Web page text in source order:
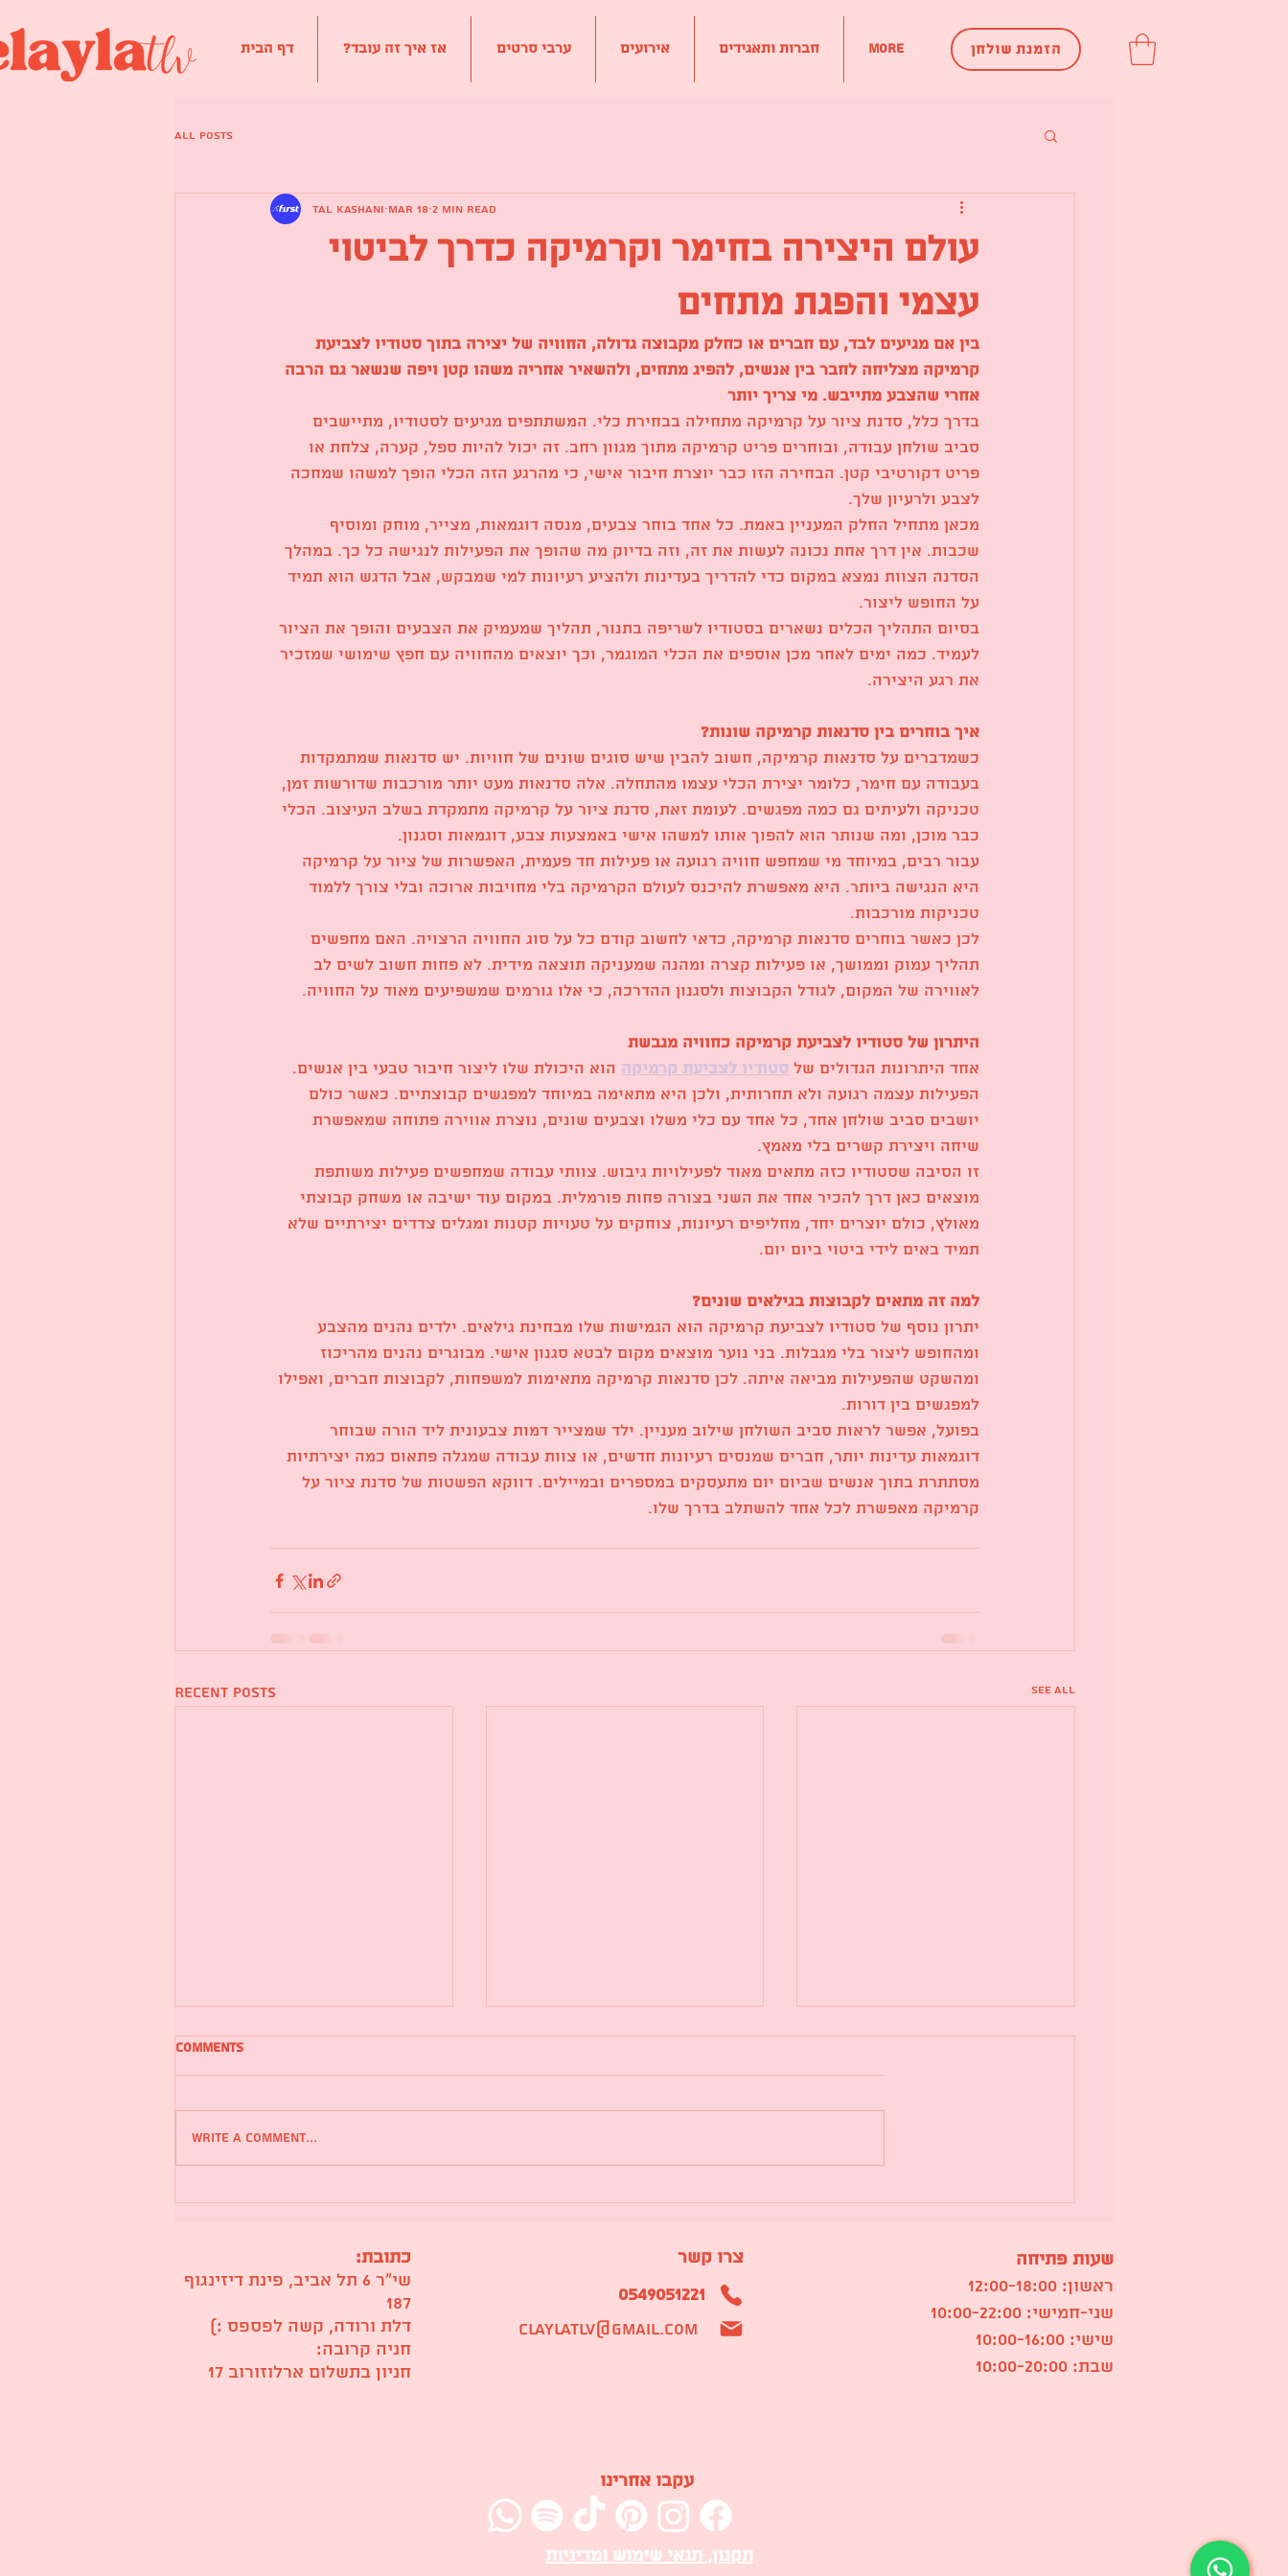
דף הבית ?אז איך זה עובד ערבי סרטים אירועים חברות ותאגידים More הזמנת שולחן
All Posts
עולם היצירה בחימר וקרמיקה כדרך לביטוי
עצמי והפגת מתחים
Tal Kashani Mar 18 2 min read
בין אם מגיעים לבד, עם חברים או כחלק מקבוצה גדולה, החוויה של יצירה בתוך סטודיו לצביעת
קרמיקה מצליחה לחבר בין אנשים, להפיג מתחים, ולהשאיר אחריה משהו קטן ויפה שנשאר גם הרבה
אחרי שהצבע מתייבש. מי צריך יותר
בדרך כלל, סדנת ציור על קרמיקה מתחילה בבחירת כלי. המשתתפים מגיעים לסטודיו, מתיישבים
סביב שולחן עבודה, ובוחרים פריט קרמיקה מתוך מגוון רחב. זה יכול להיות ספל, קערה, צלחת או
פריט דקורטיבי קטן. הבחירה הזו כבר יוצרת חיבור אישי, כי מהרגע הזה הכלי הופך למשהו שמחכה
לצבע ולרעיון שלך.
מכאן מתחיל החלק המעניין באמת. כל אחד בוחר צבעים, מנסה דוגמאות, מצייר, מוחק ומוסיף
שכבות. אין דרך אחת נכונה לעשות את זה, וזה בדיוק מה שהופך את הפעילות לנגישה כל כך. במהלך
הסדנה הצוות נמצא במקום כדי להדריך בעדינות ולהציע רעיונות למי שמבקש, אבל הדגש הוא תמיד
על החופש ליצור.
בסיום התהליך הכלים נשארים בסטודיו לשריפה בתנור, תהליך שמעמיק את הצבעים והופך את הציור
לעמיד. כמה ימים לאחר מכן אוספים את הכלי המוגמר, וכך יוצאים מהחוויה עם חפץ שימושי שמזכיר
את רגע היצירה.
איך בוחרים בין סדנאות קרמיקה שונות?
כשמדברים על סדנאות קרמיקה, חשוב להבין שיש סוגים שונים של חוויות. יש סדנאות שמתמקדות
בעבודה עם חימר, כלומר יצירת הכלי עצמו מהתחלה. אלה סדנאות מעט יותר מורכבות שדורשות זמן,
טכניקה ולעיתים גם כמה מפגשים. לעומת זאת, סדנת ציור על קרמיקה מתמקדת בשלב העיצוב. הכלי
כבר מוכן, ומה שנותר הוא להפוך אותו למשהו אישי באמצעות צבע, דוגמאות וסגנון.
עבור רבים, במיוחד מי שמחפש חוויה רגועה או פעילות חד פעמית, האפשרות של ציור על קרמיקה
היא הנגישה ביותר. היא מאפשרת להיכנס לעולם הקרמיקה בלי מחויבות ארוכה ובלי צורך ללמוד
טכניקות מורכבות.
לכן כאשר בוחרים סדנאות קרמיקה, כדאי לחשוב קודם כל על סוג החוויה הרצויה. האם מחפשים
תהליך עמוק וממושך, או פעילות קצרה ומהנה שמעניקה תוצאה מידית. לא פחות חשוב לשים לב
לאווירה של המקום, לגודל הקבוצות ולסגנון ההדרכה, כי אלו גורמים שמשפיעים מאוד על החוויה.
היתרון של סטודיו לצביעת קרמיקה כחוויה מגבשת
אחד היתרונות הגדולים של סטודיו לצביעת קרמיקה הוא היכולת שלו ליצור חיבור טבעי בין אנשים.
הפעילות עצמה רגועה ולא תחרותית, ולכן היא מתאימה במיוחד למפגשים קבוצתיים. כאשר כולם
יושבים סביב שולחן אחד, כל אחד עם כלי משלו וצבעים שונים, נוצרת אווירה פתוחה שמאפשרת
שיחה ויצירת קשרים בלי מאמץ.
זו הסיבה שסטודיו כזה מתאים מאוד לפעילויות גיבוש. צוותי עבודה שמחפשים פעילות משותפת
מוצאים כאן דרך להכיר אחד את השני בצורה פחות פורמלית. במקום עוד ישיבה או משחק קבוצתי
מאולץ, כולם יוצרים יחד, מחליפים רעיונות, צוחקים על טעויות קטנות ומגלים צדדים יצירתיים שלא
תמיד באים לידי ביטוי ביום יום.
למה זה מתאים לקבוצות בגילאים שונים?
יתרון נוסף של סטודיו לצביעת קרמיקה הוא הגמישות שלו מבחינת גילאים. ילדים נהנים מהצבע
ומהחופש ליצור בלי מגבלות. בני נוער מוצאים מקום לבטא סגנון אישי. מבוגרים נהנים מהריכוז
ומהשקט שהפעילות מביאה איתה. לכן סדנאות קרמיקה מתאימות למשפחות, לקבוצות חברים, ואפילו
למפגשים בין דורות.
בפועל, אפשר לראות סביב השולחן שילוב מעניין. ילד שמצייר דמות צבעונית ליד הורה שבוחר
דוגמאות עדינות יותר, חברים שמנסים רעיונות חדשים, או צוות עבודה שמגלה פתאום כמה יצירתיות
מסתתרת בתוך אנשים שביום יום מתעסקים במספרים ובמיילים. דווקא הפשטות של סדנת ציור על
קרמיקה מאפשרת לכל אחד להשתלב בדרך שלו.
Recent Posts See All
Comments
Write a comment...
כתובת:
שי״ר 6 תל אביב, פינת דיזינגוף
187
דלת ורודה, קשה לפספס :)
חניה קרובה:
חניון בתשלום ארלוזורוב 17
צרו קשר
0549051221
claylatlv@gmail.com
שעות פתיחה
ראשון: 12:00-18:00
שני-חמישי: 10:00-22:00
שישי: 10:00-16:00
שבת: 10:00-20:00
עקבו אחרינו
תקנון, תנאי שימוש ומדיניות